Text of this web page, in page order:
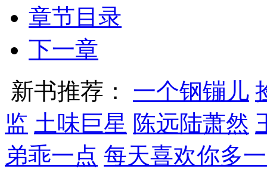
章节目录
下一章
新书推荐： 一个钢镚儿
监 土味巨星 陈远陆萧然
弟乖一点 每天喜欢你多